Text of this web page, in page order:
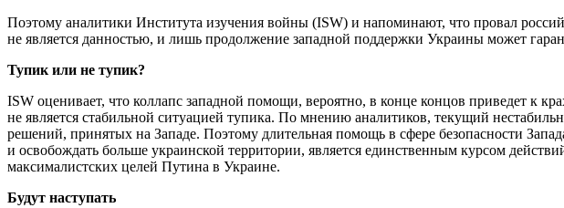
Поэтому аналитики Института изучения войны (ISW) и напоминают, что провал
не является данностью, и лишь продолжение западной поддержки Украины может
Тупик или не тупик?
ISW оценивает, что коллапс западной помощи, вероятно, в конце концов приведет к
не является стабильной ситуацией тупика. По мнению аналитиков, текущий
решений, принятых на Западе. Поэтому длительная помощь в сфере безопасности
и освобождать больше украинской территории, является единственным курсом
максималистских целей Путина в Украине.
Будут наступать